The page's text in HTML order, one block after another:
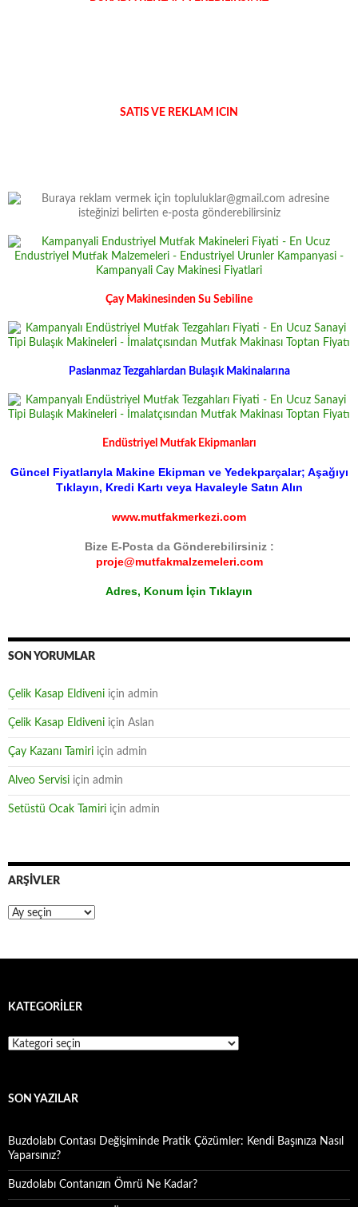
SATIS VE REKLAM ICIN
Çay Makinesinden Su Sebiline
Paslanmaz Tezgahlardan Bulaşık Makinalarına
Endüstriyel Mutfak Ekipmanları
Güncel Fiyatlarıyla Makine Ekipman ve Yedekparçalar; Aşağıyı
Tıklayın, Kredi Kartı veya Havaleyle Satın Alın
www.mutfakmerkezi.com
Bize E-Posta da Gönderebilirsiniz :
proje@mutfakmalzemeleri.com
Adres, Konum İçin Tıklayın
SON YORUMLAR
Çelik Kasap Eldiveni için admin
Çelik Kasap Eldiveni için Aslan
Çay Kazanı Tamiri için admin
Alveo Servisi için admin
Setüstü Ocak Tamiri için admin
ARŞIVLER
Arşivler
KATEGORILER
Kategoriler
SON YAZILAR
Buzdolabı Contası Değişiminde Pratik Çözümler: Kendi Başınıza Nasıl
Yaparsınız?
Buzdolabı Contanızın Ömrü Ne Kadar?